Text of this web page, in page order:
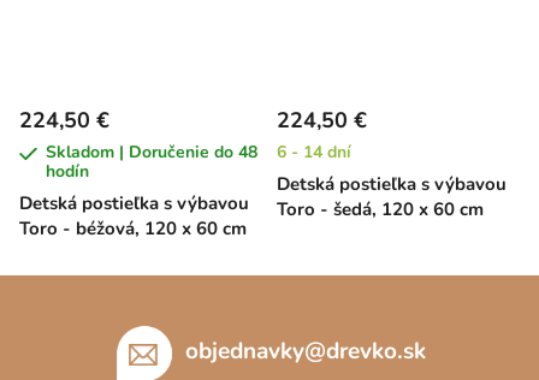
Detská postieľka s výbavou
Toro - béžová, 120 x 60 cm
224,50 €
Skladom | Doručenie do 48
hodín
Detská postieľka s výbavou
Toro - šedá, 120 x 60 cm
224,50 €
6 - 14 dní
objednavky@drevko.sk